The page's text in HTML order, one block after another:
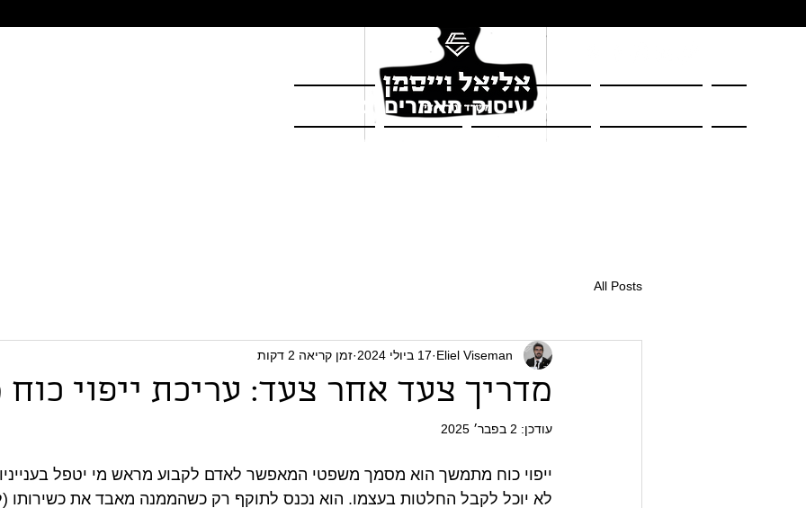
צור קשר מאמרים תחומי עיסוק
All Posts
מדריך צעד אחר צעד: עריכת ייפוי
Eliel Viseman 17 ביולי 2024 זמן קריאה 2 דקות
עודכן: 2 בפבר׳ 2025
ייפוי כוח מתמשך הוא מסמך משפטי המאפשר לאדם לקבוע מראש מי יטפל
לא יוכל לקבל החלטות בעצמו. הוא נכנס לתוקף רק כשהממנה מאבד את כשירותו